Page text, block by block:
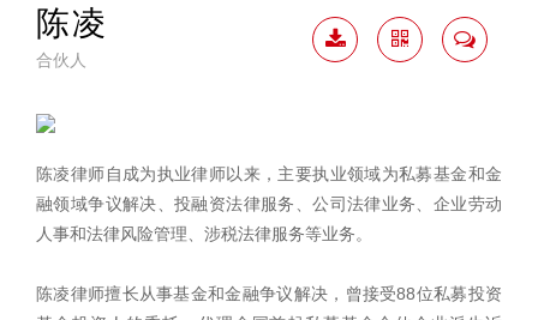
陈凌
合伙人
陈凌律师自成为执业律师以来，主要执业领域为私募基金和金
融领域争议解决、投融资法律服务、公司法律业务、企业劳动
人事和法律风险管理、涉税法律服务等业务。
陈凌律师擅长从事基金和金融争议解决，曾接受88位私募投资